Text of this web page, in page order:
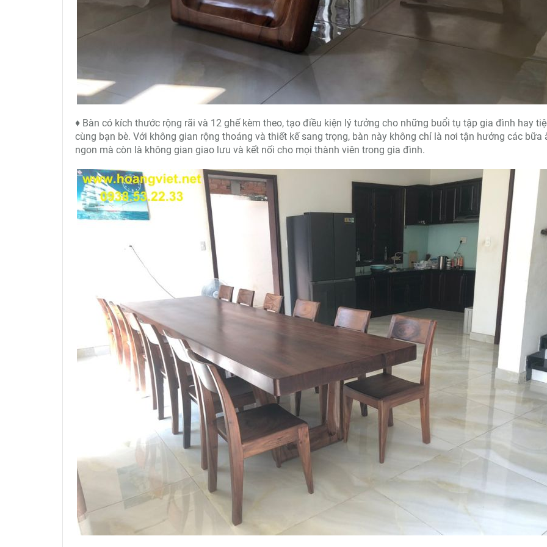
♦ Bàn có kích thước rộng rãi và 12 ghế kèm theo, tạo điều kiện lý tưởng cho những buổi tụ tập gia đình hay
cùng bạn bè. Với không gian rộng thoáng và thiết kế sang trọng, bàn này không chỉ là nơi tận hưởng các bữa
ngon mà còn là không gian giao lưu và kết nối cho mọi thành viên trong gia đình.